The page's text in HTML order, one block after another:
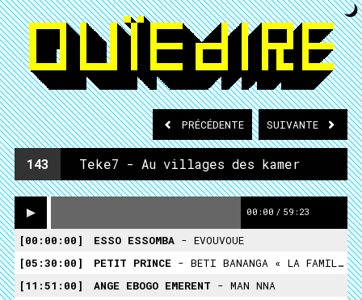
PRÉCÉDENTE SUIVANTE
143 Teke7 - Au villages des kamer
00:00 / 59:23
00:00:00 ESSO ESSOMBA - EVOUVOUE
05:30:00
PETIT PRINCE - BETI BANANGA « LA FAMILLE »
11:51:00
ANGE EBOGO EMERENT - MAN NNA